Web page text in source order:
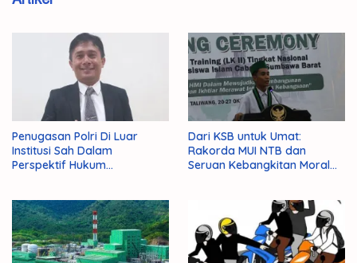
Penugasan Polri Di Luar
Institusi Sah Dalam
Perspektif Hukum
Dari KSB untuk Umat:
Rakorda MUI NTB dan
Seruan Kebangkitan Moral